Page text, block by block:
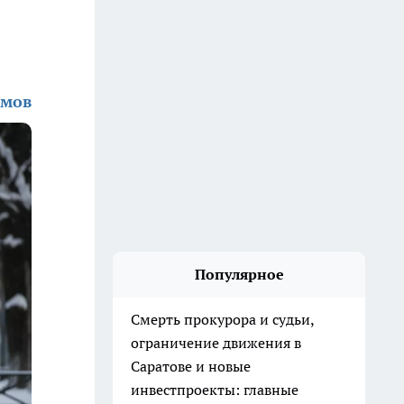
Популярное
Смерть прокурора и судьи,
ограничение движения в
Саратове и новые
инвестпроекты: главные